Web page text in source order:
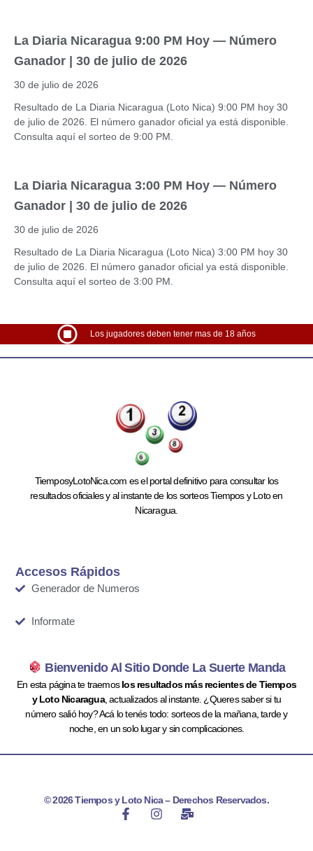
La Diaria Nicaragua 9:00 PM Hoy — Número
Ganador | 30 de julio de 2026
30 de julio de 2026
Resultado de La Diaria Nicaragua (Loto Nica) 9:00 PM hoy 30
de julio de 2026. El número ganador oficial ya está disponible.
Consulta aquí el sorteo de 9:00 PM.
La Diaria Nicaragua 3:00 PM Hoy — Número
Ganador | 30 de julio de 2026
30 de julio de 2026
Resultado de La Diaria Nicaragua (Loto Nica) 3:00 PM hoy 30
de julio de 2026. El número ganador oficial ya está disponible.
Consulta aquí el sorteo de 3:00 PM.
Los jugadores deben tener mas de 18 años
TiemposyLotoNica.com es el portal definitivo para consultar los
resultados oficiales y al instante de los sorteos Tiempos y Loto en
Nicaragua.
Accesos Rápidos
Generador de Numeros
Informate
Bienvenido Al Sitio Donde La Suerte Manda
En esta página te traemoslos resultados más recientes de Tiempos
y Loto Nicaragua, actualizados al instante. ¿Queres saber si tu
número salió hoy? Acá lo tenés todo: sorteos de la mañana, tarde y
noche, en un solo lugar y sin complicaciones.
© 2026 Tiempos y Loto Nica – Derechos Reservados.
F
a
I
M